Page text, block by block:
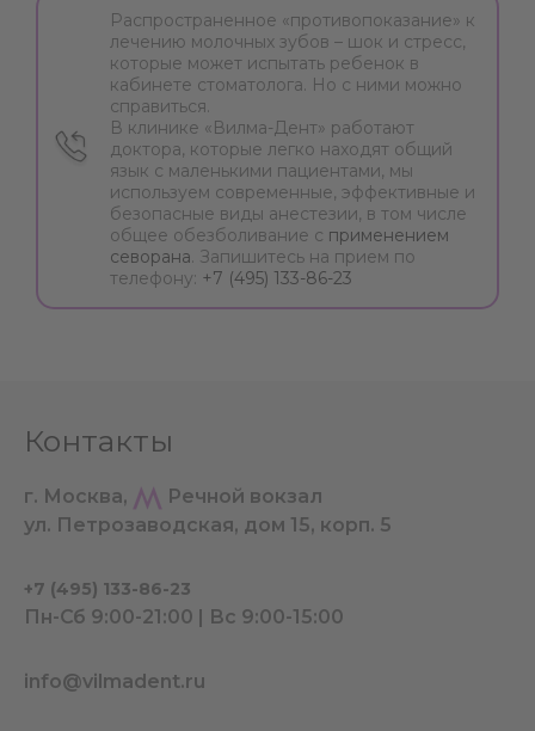
Распространенное «противопоказание» к
лечению молочных зубов – шок и стресс,
которые может испытать ребенок в
кабинете стоматолога. Но с ними можно
справиться.
В клинике «Вилма-Дент» работают
доктора, которые легко находят общий
язык с маленькими пациентами, мы
используем современные, эффективные и
безопасные виды анестезии, в том числе
общее обезболивание с применением
севорана. Запишитесь на прием по
телефону: +7 (495) 133-86-23
Контакты
г. Москва,
Речной вокзал
ул. Петрозаводская, дом 15, корп. 5
+7 (495) 133-86-23
Пн-Сб 9:00-21:00 | Вс 9:00-15:00
info@vilmadent.ru